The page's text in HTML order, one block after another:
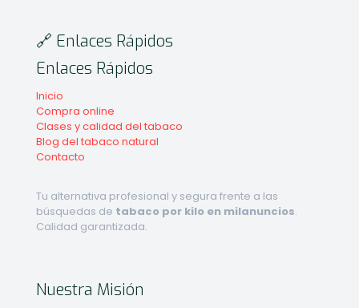
🔗 Enlaces Rápidos
Enlaces Rápidos
Inicio
Compra online
Clases y calidad del tabaco
Blog del tabaco natural
Contacto
Tu alternativa profesional y segura frente a las
búsquedas de tabaco por kilo en milanuncios.
Calidad garantizada.
Nuestra Misión